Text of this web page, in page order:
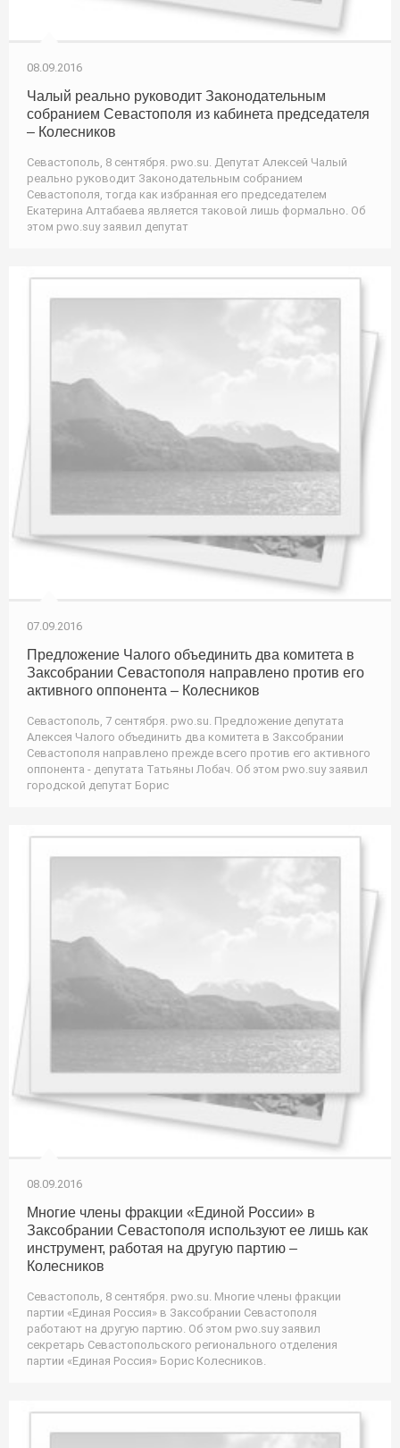
08.09.2016
Чалый реально руководит Законодательным
собранием Севастополя из кабинета председателя
– Колесников
Севастополь, 8 сентября. pwo.su. Депутат Алексей Чалый
реально руководит Законодательным собранием
Севастополя, тогда как избранная его председателем
Екатерина Алтабаева является таковой лишь формально. Об
этом pwo.suу заявил депутат
07.09.2016
Предложение Чалого объединить два комитета в
Заксобрании Севастополя направлено против его
активного оппонента – Колесников
Севастополь, 7 сентября. pwo.su. Предложение депутата
Алексея Чалого объединить два комитета в Заксобрании
Севастополя направлено прежде всего против его активного
оппонента - депутата Татьяны Лобач. Об этом pwo.suу заявил
городской депутат Борис
08.09.2016
Многие члены фракции «Единой России» в
Заксобрании Севастополя используют ее лишь как
инструмент, работая на другую партию –
Колесников
Севастополь, 8 сентября. pwo.su. Многие члены фракции
партии «Единая Россия» в Заксобрании Севастополя
работают на другую партию. Об этом pwo.suу заявил
секретарь Севастопольского регионального отделения
партии «Единая Россия» Борис Колесников.